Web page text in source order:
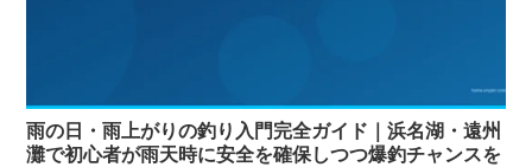
雨の日・雨上がりの釣り入門完全ガイド｜浜名湖・遠州
灘で初心者が雨天時に安全を確保しつつ爆釣チャンスを